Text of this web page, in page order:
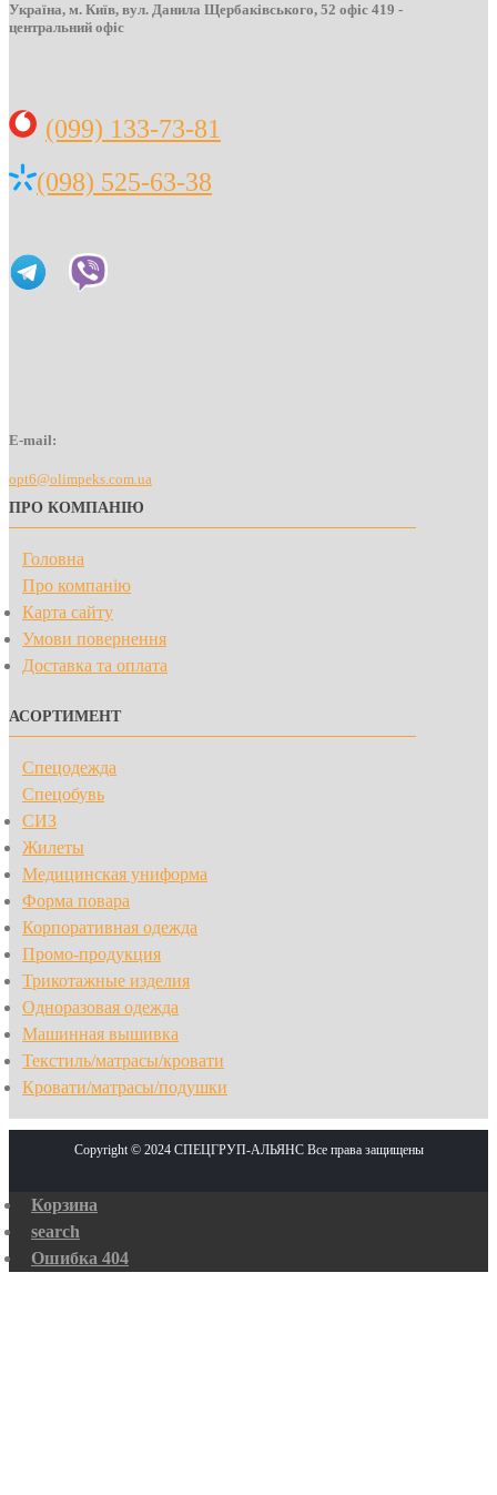
Україна, м. Київ, вул. Данила Щербаківського, 52 офіс 419 -
центральний офіс
(099) 133-73-81
(098) 525-63-38
E-mail:
opt6@olimpeks.com.ua
ПРО КОМПАНІЮ
Головна
Про компанію
Карта сайту
Умови повернення
Доставка та оплата
АСОРТИМЕНТ
Спецодежда
Спецобувь
СИЗ
Жилеты
Медицинская униформа
Форма повара
Корпоративная одежда
Промо-продукция
Трикотажные изделия
Одноразовая одежда
Машинная вышивка
Текстиль/матрасы/кровати
Кровати/матрасы/подушки
Copyright © 2024 СПЕЦГРУП-АЛЬЯНС Все права защищены
Корзина
search
Ошибка 404